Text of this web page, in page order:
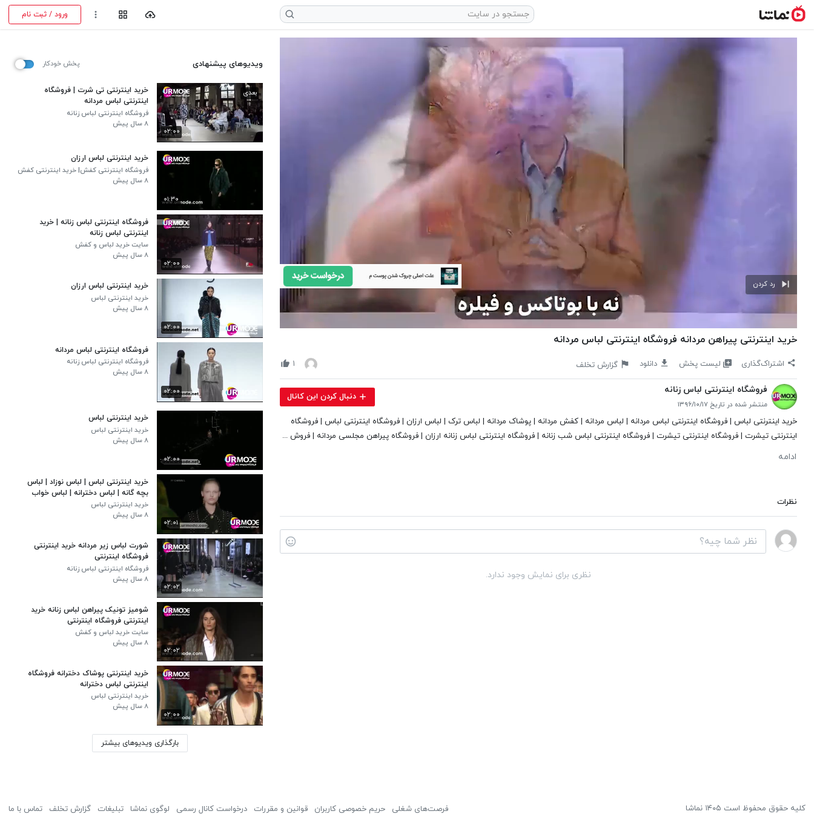
ورود / ثبت نام
رد کردن
خرید اینترنتی پیراهن مردانه فروشگاه اینترنتی لباس مردانه
اشتراک‌گذاری لیست پخش دانلود گزارش تخلف ۱
فروشگاه اینترنتی لباس زنانه
منتشر شده در تاریخ ۱۳۹۶/۱۰/۱۷
دنبال کردن این کانال
خرید اینترنتی لباس | فروشگاه اینترنتی لباس مردانه | لباس مردانه | کفش مردانه | پوشاک مردانه | لباس ترک | لباس ارزان | فروشگاه اینترنتی لباس | فروشگاه
اینترنتی تیشرت | فروشگاه اینترنتی تیشرت | فروشگاه اینترنتی لباس شب زنانه | فروشگاه اینترنتی لباس زنانه ارزان | فروشگاه پیراهن مجلسی مردانه | فروش ...
ادامه
نظرات
نظری برای نمایش وجود ندارد.
ویدیوهای پیشنهادی پخش خودکار
۰۲:۰۰
بعدی
خرید اینترنتی تی شرت | فروشگاه
اینترنتی لباس مردانه
فروشگاه اینترنتی لباس زنانه
۸ سال پیش
۰۱:۳۰
خرید اینترنتی لباس ارزان
فروشگاه اینترنتی کفش| خرید اینترنتی کفش
۸ سال پیش
۰۲:۰۰
فروشگاه اینترنتی لباس زنانه | خرید
اینترنتی لباس زنانه
سایت خرید لباس و کفش
۸ سال پیش
۰۲:۰۰
خرید اینترنتی لباس ارزان
خرید اینترنتی لباس
۸ سال پیش
۰۲:۰۰
فروشگاه اینترنتی لباس مردانه
فروشگاه اینترنتی لباس زنانه
۸ سال پیش
۰۲:۰۰
خرید اینترنتی لباس
خرید اینترنتی لباس
۸ سال پیش
۰۲:۰۱
خرید اینترنتی لباس | لباس نوزاد | لباس
بچه گانه | لباس دخترانه | لباس خواب
خرید اینترنتی لباس
۸ سال پیش
۰۲:۰۲
شورت لباس زیر مردانه خرید اینترنتی
فروشگاه اینترنتی
فروشگاه اینترنتی لباس زنانه
۸ سال پیش
۰۲:۰۲
شومیز تونیک پیراهن لباس زنانه خرید
اینترنتی فروشگاه اینترنتی
سایت خرید لباس و کفش
۸ سال پیش
۰۲:۰۰
خرید اینترنتی پوشاک دخترانه فروشگاه
اینترنتی لباس دخترانه
خرید اینترنتی لباس
۸ سال پیش
بارگذاری ویدیوهای بیشتر
کلیه حقوق محفوظ است ۱۴۰۵ نماشا فرصت‌های شغلی حریم خصوصی کاربران قوانین و مقررات درخواست کانال رسمی لوگوی نماشا تبلیغات گزارش تخلف تماس با ما